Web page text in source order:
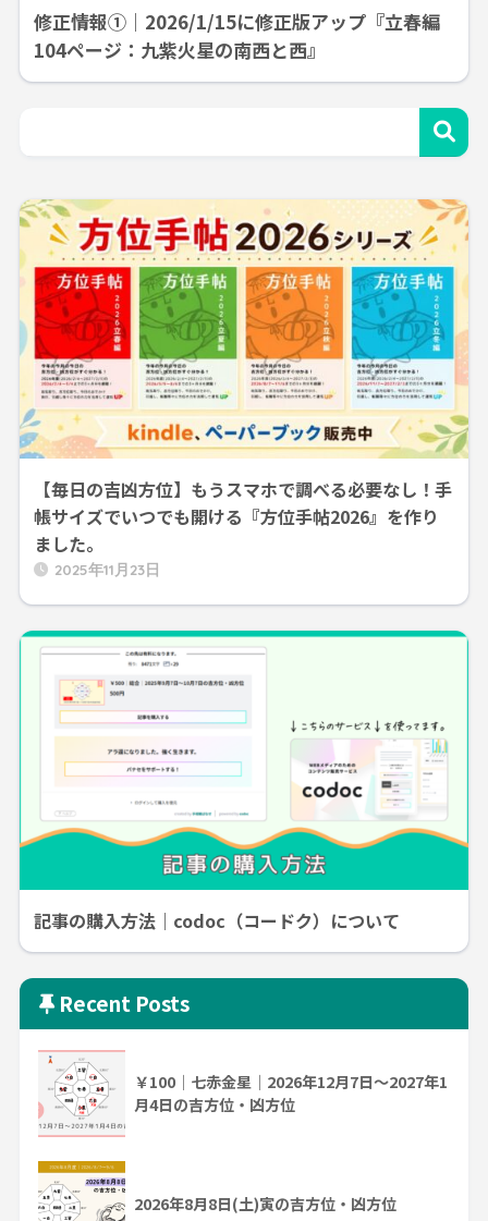
修正情報①｜2026/1/15に修正版アップ『立春編
104ページ：九紫火星の南西と西』
【毎日の吉凶方位】もうスマホで調べる必要なし！手
帳サイズでいつでも開ける『方位手帖2026』を作り
ました。
2025年11月23日
記事の購入方法｜codoc（コードク）について
Recent Posts
￥100｜七赤金星｜2026年12月7日～2027年1
月4日の吉方位・凶方位
2026年8月8日(土)寅の吉方位・凶方位